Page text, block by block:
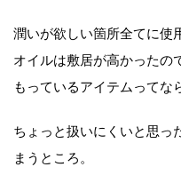
潤いが欲しい箇所全てに使
オイルは敷居が高かったの
もっているアイテムってな
ちょっと扱いにくいと思っ
まうところ。